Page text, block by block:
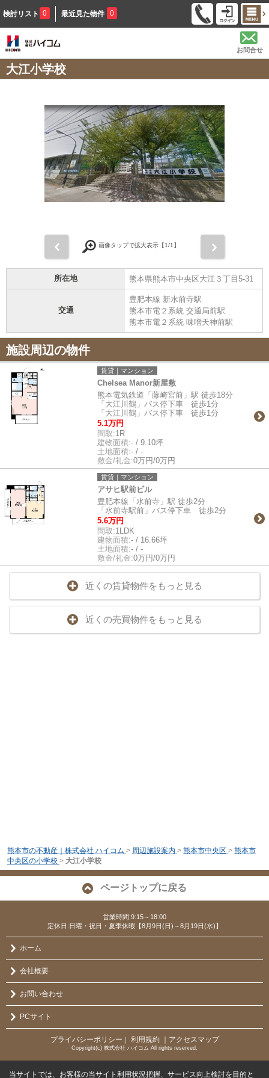
検討リスト 0 最近見た物件 0
お問合せ
大江小学校
画像タップで拡大表示【1/1】
所在地 熊本県熊本市中央区大江３丁目5-31
交通
豊肥本線 新水前寺駅
熊本市電２系統 交通局前駅
熊本市電２系統 味噌天神前駅
施設周辺の物件
賃貸｜マンション
Chelsea Manor新屋敷
熊本電気鉄道「藤崎宮前」駅 徒歩18分
「大江川鶴」バス停下車 徒歩1分
「大江川鶴」バス停下車 徒歩1分
5.1万円
間取:1R
建物面積:- / 9.10坪
土地面積:- / -
敷金/礼金:0万円/0万円
賃貸｜マンション
アサヒ駅前ビル
豊肥本線「水前寺」駅 徒歩2分
「水前寺駅前」バス停下車 徒歩2分
5.6万円
間取:1LDK
建物面積:- / 16.66坪
土地面積:- / -
敷金/礼金:0万円/0万円
近くの賃貸物件をもっと見る
近くの売買物件をもっと見る
熊本市の不動産｜株式会社 ハイコム > 周辺施設案内 > 熊本市中央区 > 熊本市
中央区の小学校 > 大江小学校
ページトップに戻る
営業時間:9:15～18:00
定休日:日曜・祝日・夏季休暇【8月9日(日)～8月19日(水)】
ホーム
会社概要
お問い合わせ
PCサイト
プライバシーポリシー ｜ 利用規約 ｜アクセスマップ
Copyright(c) 株式会社 ハイコム All rights reserved.
当サイトでは、お客様の当サイト利用状況把握、サービス向上検討を目的と